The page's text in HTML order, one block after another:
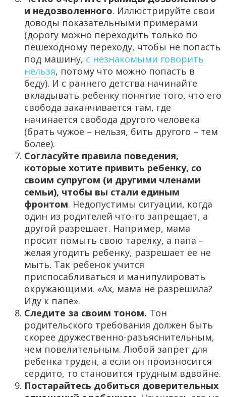
и недозволенного. Иллюстрируйте свои
доводы показательными примерами
(дорогу можно переходить только по
пешеходному переходу, чтобы не попасть
под машину, с незнакомыми говорить
нельзя, потому что можно попасть в
беду). И с раннего детства начинайте
вкладывать ребенку понятие того, что его
свобода заканчивается там, где
начинается свобода другого человека
(брать чужое – нельзя, бить другого – тем
более).
Согласуйте правила поведения,
которые хотите привить ребенку, со
своим супругом (и другими членами
семьи), чтобы вы стали единым
фронтом. Недопустимы ситуации, когда
один из родителей что-то запрещает, а
другой разрешает. Например, мама
просит помыть свою тарелку, а папа –
желая угодить ребенку, разрешает ее не
мыть. Так ребенок учится
приспосабливаться и манипулировать
окружающими. «Ах, мама не разрешила?
Иду к папе».
Следите за своим тоном. Тон
родительского требования должен быть
скорее дружественно-разъяснительным,
чем повелительным. Любой запрет для
ребенка труден, а если он произносится
сердито, то становится трудным вдвойне.
Постарайтесь добиться доверительных